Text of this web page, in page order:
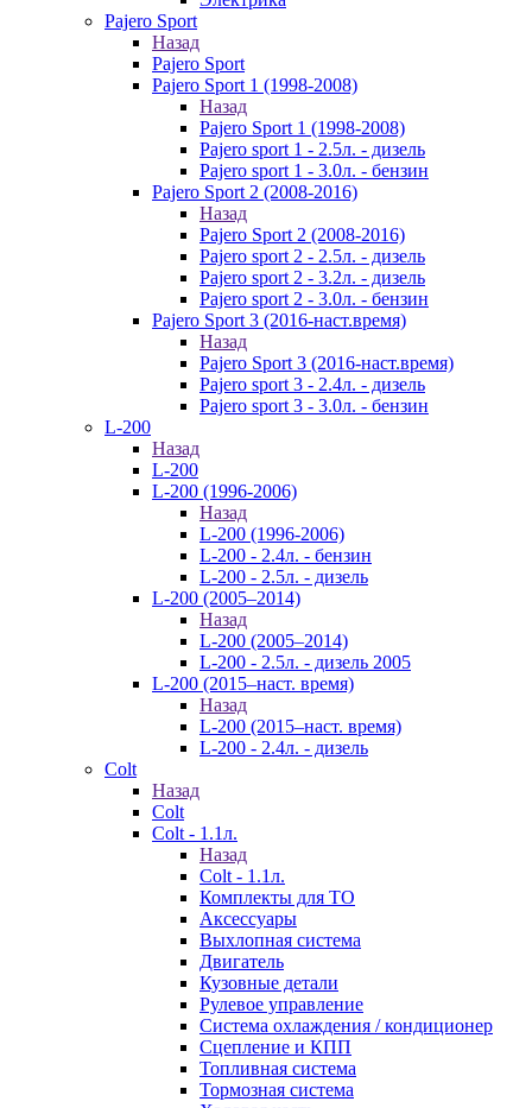
Pajero Sport
Назад
Pajero Sport
Pajero Sport 1 (1998-2008)
Назад
Pajero Sport 1 (1998-2008)
Pajero sport 1 - 2.5л. - дизель
Pajero sport 1 - 3.0л. - бензин
Pajero Sport 2 (2008-2016)
Назад
Pajero Sport 2 (2008-2016)
Pajero sport 2 - 2.5л. - дизель
Pajero sport 2 - 3.2л. - дизель
Pajero sport 2 - 3.0л. - бензин
Pajero Sport 3 (2016-наст.время)
Назад
Pajero Sport 3 (2016-наст.время)
Pajero sport 3 - 2.4л. - дизель
Pajero sport 3 - 3.0л. - бензин
L-200
Назад
L-200
L-200 (1996-2006)
Назад
L-200 (1996-2006)
L-200 - 2.4л. - бензин
L-200 - 2.5л. - дизель
L-200 (2005–2014)
Назад
L-200 (2005–2014)
L-200 - 2.5л. - дизель 2005
L-200 (2015–наст. время)
Назад
L-200 (2015–наст. время)
L-200 - 2.4л. - дизель
Colt
Назад
Colt
Colt - 1.1л.
Назад
Colt - 1.1л.
Комплекты для ТО
Аксессуары
Выхлопная система
Двигатель
Кузовные детали
Рулевое управление
Система охлаждения / кондиционер
Сцепление и КПП
Топливная система
Тормозная система